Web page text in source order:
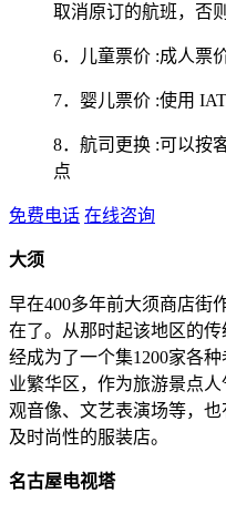
取消原订的航班，否
6．儿童票价 :成人票
7．婴儿票价 :使用
8．航司更换 :可以按
点
免费电话 在线咨询
大须
早在400多年前大须商店街
在了。从那时起该地区的
经成为了一个集1200家各
业繁华区，作为旅游景点
观音像、文艺表演场等，
及时尚性的服装店。
名古屋电视塔